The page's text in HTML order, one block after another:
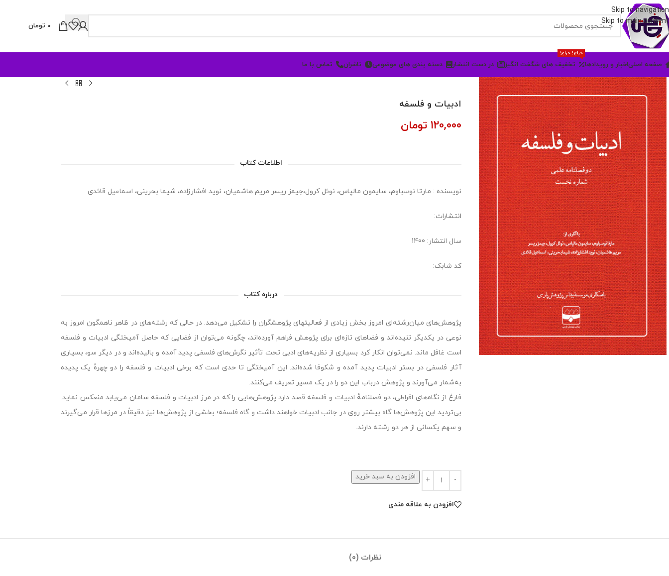
Skip to navigation
Skip to main content
0 تومان
صفحه اصلیاخبار و رویدادها تخفیف های شگفت انگیز
حراج! حراج!
در دست انتشار دسته بندی های موضوعی ناشران تماس با ما
ادبیات و فلسفه
120,000 تومان
اطلاعات کتاب
نویسنده : مارتا نوسباوم، سایمون مالپاس، نوئل کرول،جیمز ریسر مریم هاشمیان، نوید افشارزاده، شیما بحرینی، اسماعیل قائدی
انتشارات:
سال انتشار: 1400
کد شابک:
درباره کتاب
پژوهش‌های میان‌رشته‌ای امروز بخش زیادی از فعالیتهای پژوهشگران را تشکیل می‌دهد. در حالی که رشته‌های در ظاهر ناهمگون امروز به
نوعی در یکدیگر تنیده‌اند و فضاهای تازه‌ای برای پژوهش فراهم آورده‌اند، چگونه می‌توان از فضایی که حاصل آمیختگی ادبیات و فلسفه
است غافل ماند. نمی‌توان انکار کرد بسیاری از نظریه‌های ادبی تحت تأثیر نگرش‌های فلسفی پدید آمده و بالیده‌اند و در دیگر سو، بسیاری
آثار فلسفی در بستر ادبیات پدید آمده و شکوفا شده‌اند. این آمیختگی تا حدی است که برخی ادبیات و فلسفه را دو چهرهٔ یک پدیده
به‌شمار می‌آورند و پژوهش درباب این دو را در یک مسیر تعریف می‌کنند.
فارغ از نگاه‌‌های افراطی، دو فصلنامهٔ ادبیات و فلسفه قصد دارد پژوهش‌هایی را که در مرز ادبیات و فلسفه سامان می‌یابد منعکس نماید.
بی‌تردید این پژوهش‌ها گاه بیشتر روی در جانب ادبیات خواهند داشت و گاه فلسفه؛ بخشی از پژوهش‌ها نیز دقیقاً در مرزها قرار می‌گیرند
و سهم یکسانی از هر دو رشته دارند.
افزودن به سبد خرید
افزودن به علاقه مندی
نظرات (0)